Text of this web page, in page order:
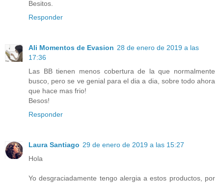
Besitos.
Responder
Ali Momentos de Evasion 28 de enero de 2019 a las
17:36
Las BB tienen menos cobertura de la que normalmente
busco, pero se ve genial para el dia a dia, sobre todo ahora
que hace mas frio!
Besos!
Responder
Laura Santiago 29 de enero de 2019 a las 15:27
Hola
Yo desgraciadamente tengo alergia a estos productos, por